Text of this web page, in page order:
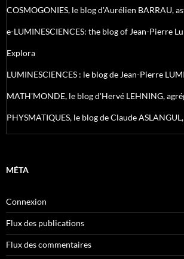
COSMOGONIES, le blog d'Aurélien BARRAU,
e-LUMINESCIENCES: the blog of Jean-Pierre
Explora
LUMINESCIENCES : le blog de Jean-Pierre
MATH'MONDE, le blog d'Hervé LEHNING,
PHYSMATIQUES, le blog de Claude
MÉTA
Connexion
Flux des publications
Flux des commentaires